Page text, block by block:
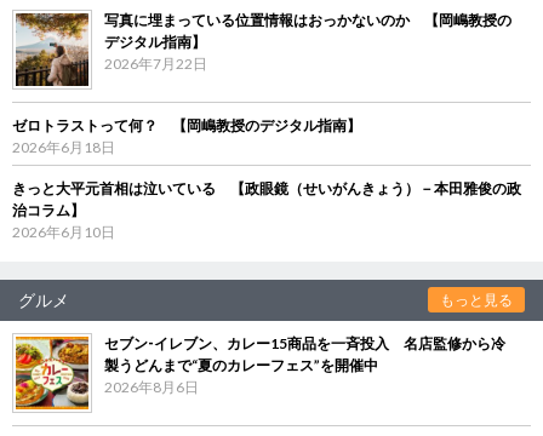
写真に埋まっている位置情報はおっかないのか 【岡嶋教授の
デジタル指南】
2026年7月22日
ゼロトラストって何？ 【岡嶋教授のデジタル指南】
2026年6月18日
きっと大平元首相は泣いている 【政眼鏡（せいがんきょう）－本田雅俊の政
治コラム】
2026年6月10日
グルメ もっと見る
セブン‐イレブン、カレー15商品を一斉投入 名店監修から冷
製うどんまで“夏のカレーフェス”を開催中
2026年8月6日